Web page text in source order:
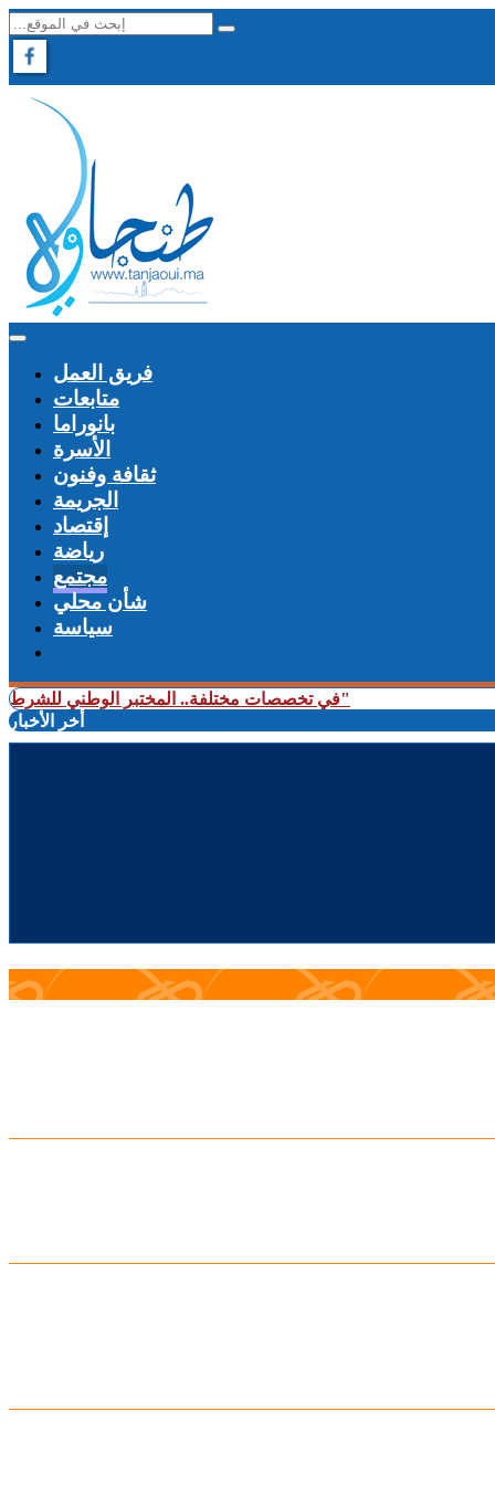
فريق العمل
متابعات
بانوراما
الأسرة
ثقافة وفنون
الجريمة
إقتصاد
رياضة
مجتمع
شأن محلي
سياسة
+ في تخصصات مختلفة.. المختبر الوطني للشرطة العلمية
أخر الأخبار